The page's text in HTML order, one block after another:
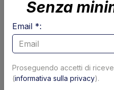
Sorensen USATO MBB
Filtri
-40%
Senza
Email *:
Proseguendo accetti di
(informativa sulla privacy).